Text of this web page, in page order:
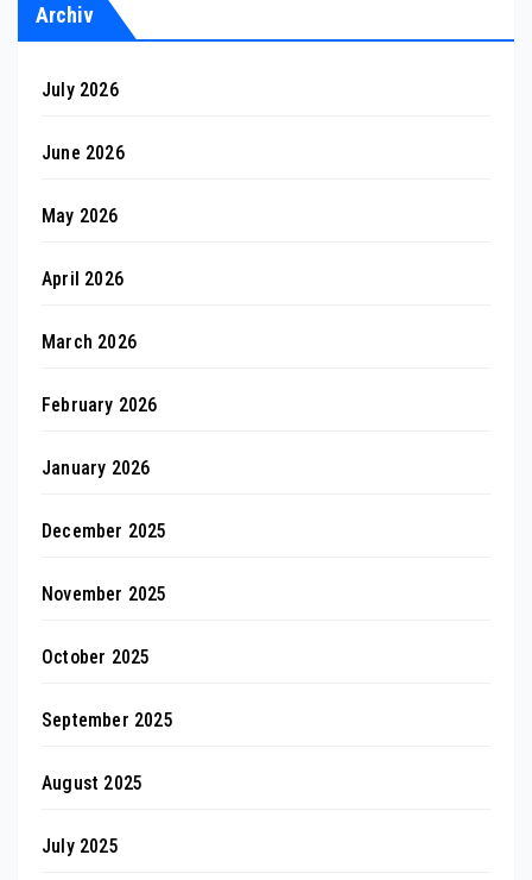
Archiv
July 2026
June 2026
May 2026
April 2026
March 2026
February 2026
January 2026
December 2025
November 2025
October 2025
September 2025
August 2025
July 2025